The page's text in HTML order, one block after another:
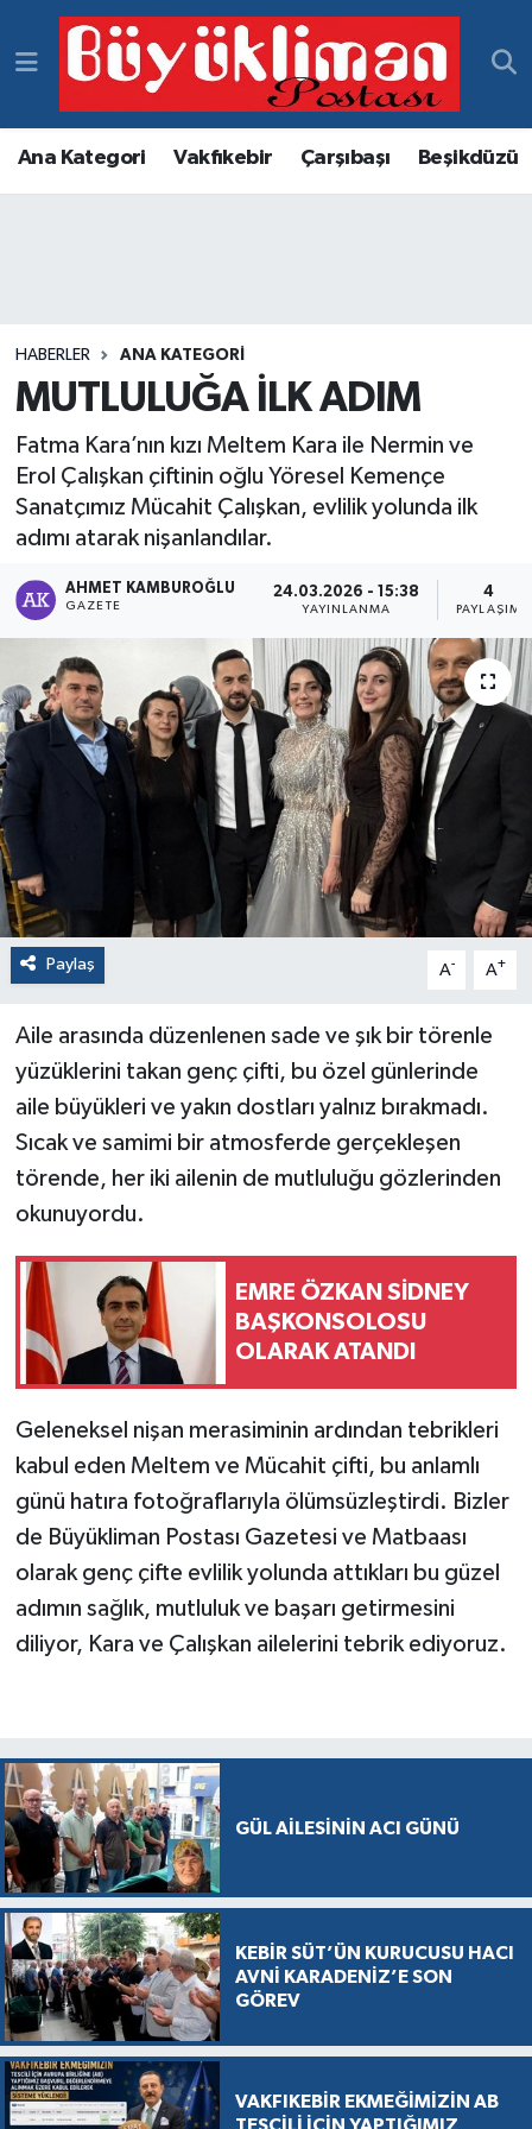
Ana Kategori Vakfıkebir Çarşıbaşı Beşikdüzü
HABERLER ANA KATEGORI
MUTLULUĞA İLK ADIM
Fatma Kara’nın kızı Meltem Kara ile Nermin ve
Erol Çalışkan çiftinin oğlu Yöresel Kemençe
Sanatçımız Mücahit Çalışkan, evlilik yolunda ilk
adımı atarak nişanlandılar.
AHMET KAMBUROĞLU
GAZETE
24.03.2026 - 15:38
YAYINLANMA
4
PAYLAŞIM
Paylaş A- A+
Aile arasında düzenlenen sade ve şık bir törenle
yüzüklerini takan genç çifti, bu özel günlerinde
aile büyükleri ve yakın dostları yalnız bırakmadı.
Sıcak ve samimi bir atmosferde gerçekleşen
törende, her iki ailenin de mutluluğu gözlerinden
okunuyordu.
EMRE ÖZKAN SİDNEY
BAŞKONSOLOSU
OLARAK ATANDI
Geleneksel nişan merasiminin ardından tebrikleri
kabul eden Meltem ve Mücahit çifti, bu anlamlı
günü hatıra fotoğraflarıyla ölümsüzleştirdi. Bizler
de Büyükliman Postası Gazetesi ve Matbaası
olarak genç çifte evlilik yolunda attıkları bu güzel
adımın sağlık, mutluluk ve başarı getirmesini
diliyor, Kara ve Çalışkan ailelerini tebrik ediyoruz.
GÜL AİLESİNİN ACI GÜNÜ
KEBİR SÜT’ÜN KURUCUSU HACI
AVNİ KARADENİZ’E SON
GÖREV
VAKFIKEBİR EKMEĞİMİZİN AB
Vakfıkebir Hava Durumu
Vakfıkebir Trafik Yoğunluk Haritası
Haber Arşivi